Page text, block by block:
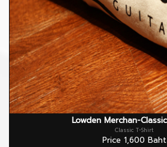
Lowden Merchan-
Classic T-Shirt
Price 1,600 Baht